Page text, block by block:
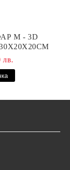
М - 3D
лв.